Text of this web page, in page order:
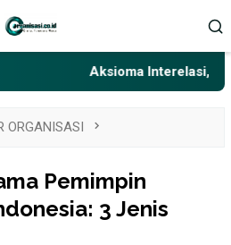
Aksioma Interelasi,
ORGANISASI
Pemimpin
3 Jenis